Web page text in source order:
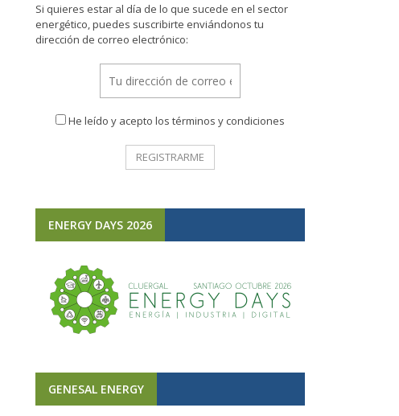
Si quieres estar al día de lo que sucede en el sector
energético, puedes suscribirte enviándonos tu
dirección de correo electrónico:
He leído y acepto los términos y condiciones
ENERGY DAYS 2026
GENESAL ENERGY